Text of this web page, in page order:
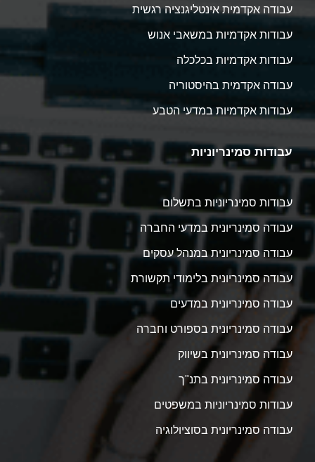
עבודה אקדמית אינטליגנציה רגשית
עבודות אקדמיות במשאבי אנוש
עבודות אקדמיות בכלכלה
עבודה אקדמית בהיסטוריה
עבודות אקדמיות במדעי הטבע
עבודות סמינריוניות
עבודות סמינריוניות בתשלום
עבודה סמינריונית במדעי החברה
עבודה סמינריונית במנהל עסקים
עבודה סמינריונית בלימודי תקשורת
עבודה סמינריונית במדעים
עבודה סמינריונית בספורט וחברה
עבודה סמינריונית בשיווק
עבודה סמינריונית בתנ"ך
עבודות סמינריוניות במשפטים
עבודה סמינריונית בסוציולוגיה